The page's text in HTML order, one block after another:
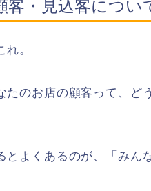
客・見込客につい
。
たのお店の顧客って、ど
とよくあるのが、「みん